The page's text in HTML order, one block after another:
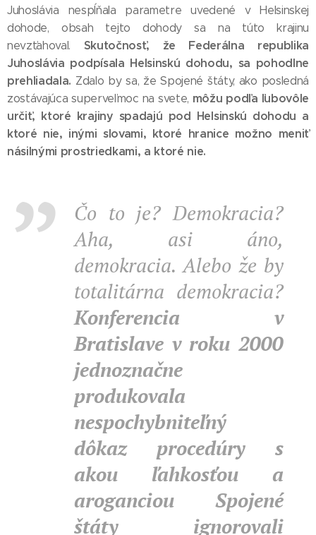
Juhoslávia nespĺňala parametre uvedené v Helsinskej
dohode, obsah tejto dohody sa na túto krajinu
nevzťahoval. Skutočnosť, že Federálna republika
Juhoslávia podpísala Helsinskú dohodu, sa pohodlne
prehliadala. Zdalo by sa, že Spojené štáty, ako posledná
zostávajúca superveľmoc na svete, môžu podľa ľubovôle
určiť, ktoré krajiny spadajú pod Helsinskú dohodu a
ktoré nie, inými slovami, ktoré hranice možno meniť
násilnými prostriedkami, a ktoré nie.
Čo to je? Demokracia?
Aha, asi áno,
demokracia. Alebo že by
totalitárna demokracia?
Konferencia v
Bratislave v roku 2000
jednoznačne
produkovala
nespochybniteľný
dôkaz procedúry s
akou ľahkosťou a
aroganciou Spojené
štáty ignorovali